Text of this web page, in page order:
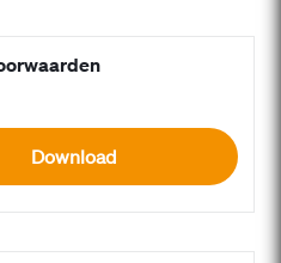
Download